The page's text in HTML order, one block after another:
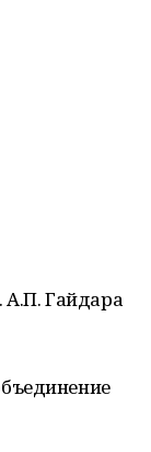
А.П. Гайдара